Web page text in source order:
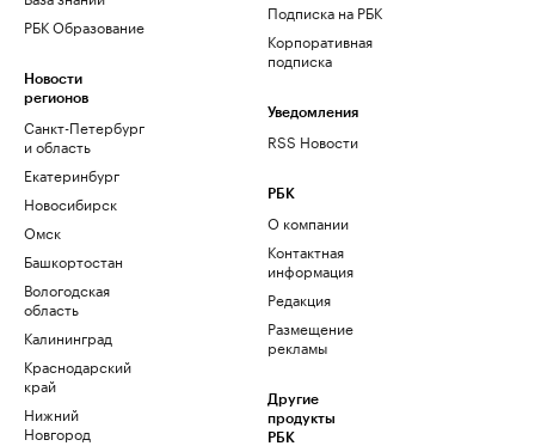
РБК Образование
Новости
регионов
Санкт-Петербург
и область
Екатеринбург
Новосибирск
Омск
Башкортостан
Вологодская
область
Калининград
Краснодарский
край
Нижний
Новгород
Подписка на РБК
Корпоративная
подписка
Уведомления
RSS Новости
РБК
О компании
Контактная
информация
Редакция
Размещение
рекламы
Другие
продукты
РБК